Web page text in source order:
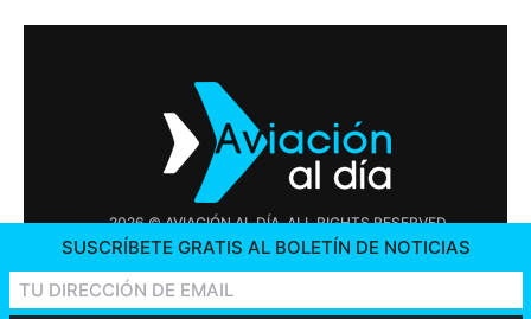
2026 © AVIACIÓN AL DÍA. ALL RIGHTS RESERVED
OFERTAS DE TRABAJO
SUSCRÍBETE GRATIS AL BOLETÍN DE NOTICIAS